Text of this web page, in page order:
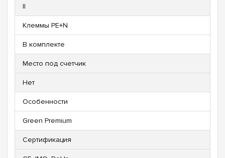
II
Клеммы PE+N
В комплекте
Место под счетчик
Нет
Особенности
Green Premium
Сертификация